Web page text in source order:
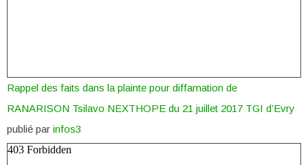
Rappel des faits dans la plainte pour diffamation de
RANARISON Tsilavo NEXTHOPE du 21 juillet 2017 TGI d’Evry
publié par infos3